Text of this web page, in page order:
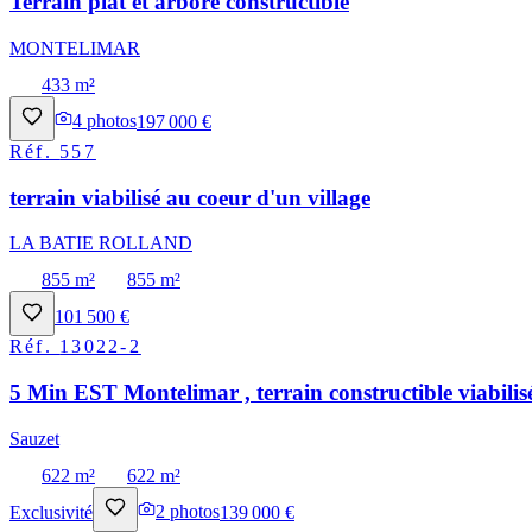
MONTELIMAR
433 m²
4 photos197 000 €
Réf. 557
terrain viabilisé au coeur d'un village
LA BATIE ROLLAND
855 m²
855 m²
101 500 €
Réf. 13022-2
5 Min EST Montelimar , terrain constructible
Sauzet
622 m²
622 m²
Exclusivité
2 photos139 000 €